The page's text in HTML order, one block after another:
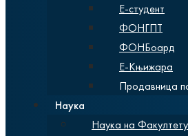
Е-студент
ФОНГПТ
ФОНБоард
Е-Књижара
Продавница
Наука
Наука на Факултету